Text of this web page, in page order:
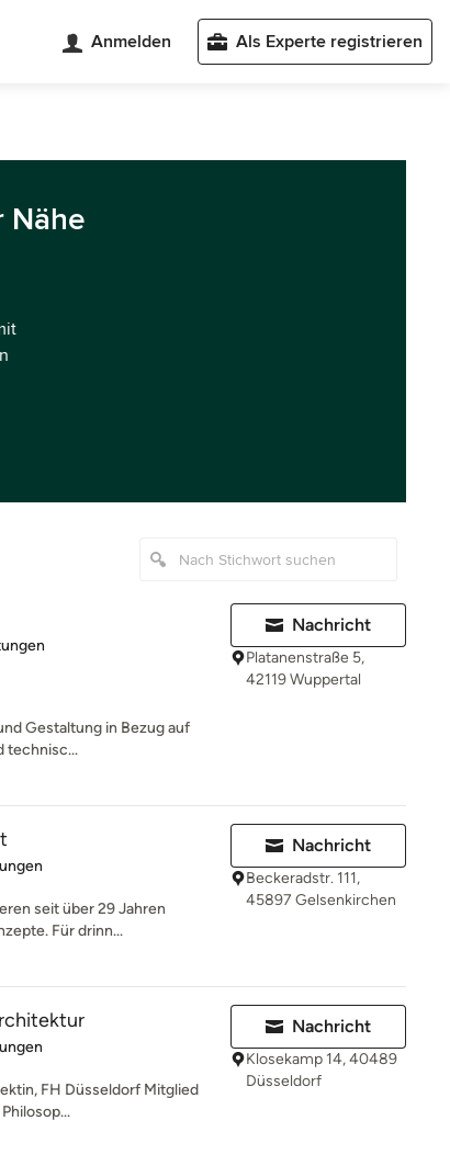
Anmelden Als Experte registrieren
Nähe
von 5 Sternen
Gestaltung in Bezug auf
technisc...
Nachricht
Platanenstraße 5,
42119 Wuppertal
von 5 Sternen
seit über 29 Jahren
Für drinn...
Nachricht
Beckeradstr. 111,
45897 Gelsenkirchen
von 5 Sternen
FH Düsseldorf Mitglied
Nachricht
Klosekamp 14, 40489
Düsseldorf